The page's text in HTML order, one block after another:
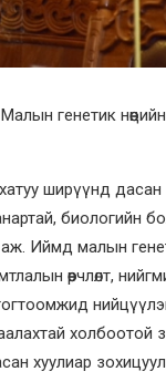
генетик
ширүүнд
биологийн
Иймд малын
өөрчлөлт,
хуулиар